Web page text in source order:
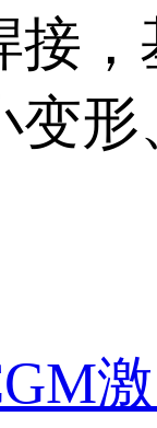
接
变